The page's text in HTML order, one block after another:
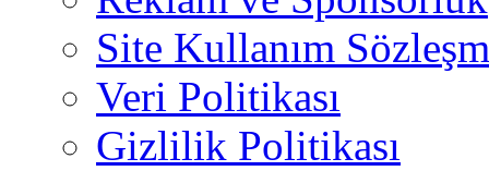
Site Kullanım
Veri Politikası
Gizlilik Politikası